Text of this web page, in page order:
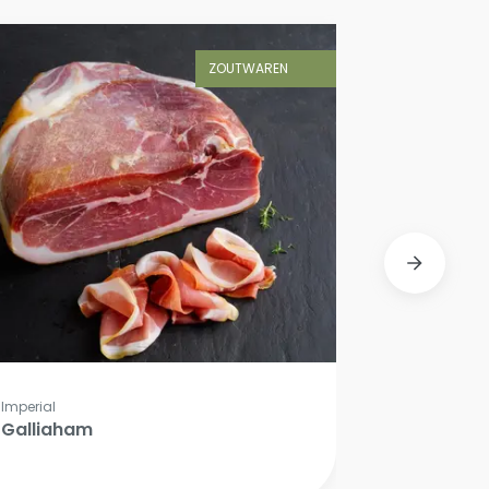
ZOUTWAREN
Imperial
Galliaham